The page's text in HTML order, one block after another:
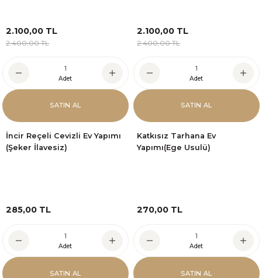
2.100,00 TL
2.400,00 TL
Adet
SATIN AL
2.100,00 TL
2.400,00 TL
Adet
SATIN AL
İncir Reçeli Cevizli Ev Yapımı
(Şeker İlavesiz)
285,00 TL
Adet
SATIN AL
Katkısız Tarhana Ev
Yapımı(Ege Usulü)
270,00 TL
Adet
SATIN AL